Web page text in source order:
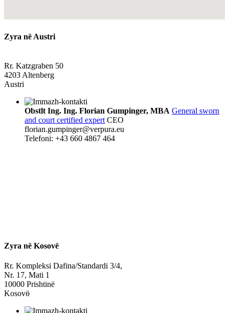
Zyra në Austri
Rr. Katzgraben 50
4203 Altenberg
Austri
Obstlt Ing. Ing. Florian Gumpinger, MBA General sworn
and court certified expert CEO
florian.gumpinger@verpura.eu
Telefoni: +43 660 4867 464
Zyra në Kosovë
Rr. Kompleksi Dafina/Standardi 3/4,
Nr. 17, Mati 1
10000 Prishtinë
Kosovӫ